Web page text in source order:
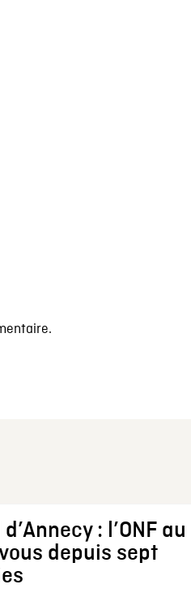
: l’ONF au
depuis sept